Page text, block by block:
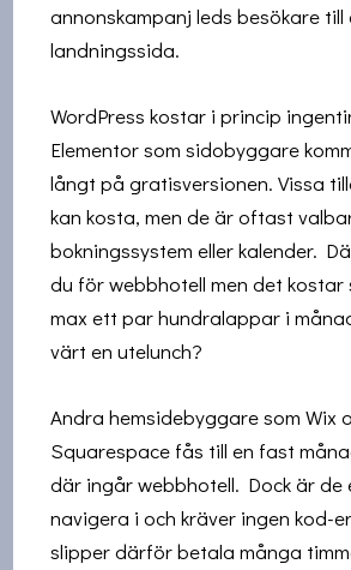
annonskampanj leds besökare till
landningssida.
WordPress kostar i princip
Elementor som sidobyggare
långt på gratisversionen. Vissa
kan kosta, men de är oftast
bokningssystem eller kalender.
du för webbhotell men det kostar
max ett par hundralappar i
värt en utelunch?
Andra hemsidebyggare som Wix
Squarespace fås till en fast
där ingår webbhotell. Dock är de
navigera i och kräver ingen kod-
slipper därför betala många